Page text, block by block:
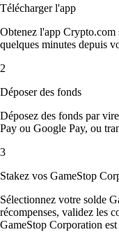
Télécharger l'app
Obtenez l'app Crypto.com
quelques minutes depuis
2
Déposer des fonds
Déposez des fonds par
Pay ou Google Pay, ou
3
Stakez vos GameStop
Sélectionnez votre solde
récompenses, validez les
GameStop Corporation est